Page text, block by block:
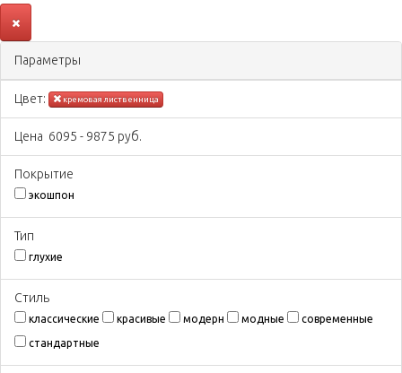
Параметры
Цвeт: кремовая лиственница
Цена 6095 - 9875 руб.
Покрытиe
экошпон
Тип
глухие
Стиль
классические красивые модерн модные современные
стандартные